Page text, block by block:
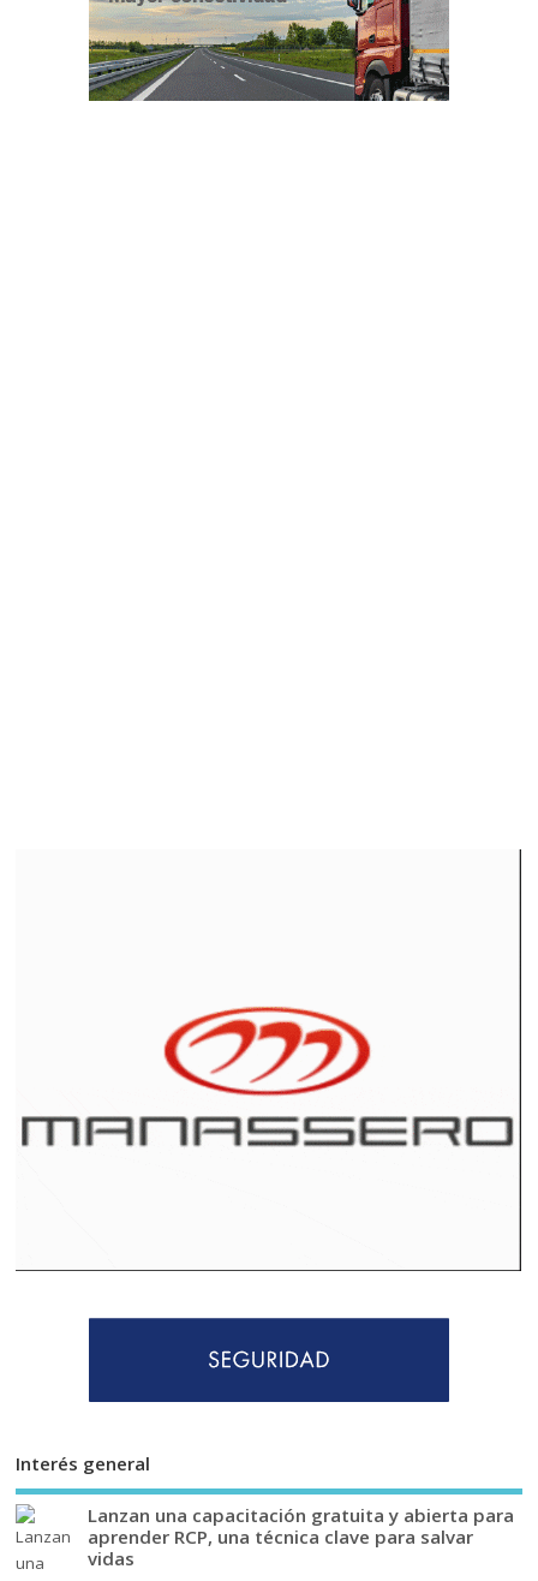
Interés general
Lanzan una capacitación gratuita y abierta para
aprender RCP, una técnica clave para salvar
vidas